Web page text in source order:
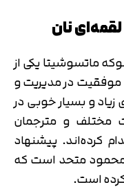
نان
ماتسوشیتا یکی از
موفقیت در مدیریت و
و بسیار خوبی در
مختلف و مترجمان
کرده‌اند. پیشنهاد
محمود متحد است که
کرده است.